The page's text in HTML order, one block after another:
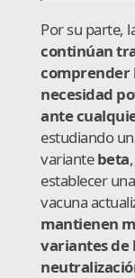
Por su parte,
continúan
comprender
necesidad
ante
estudiando
variantebeta,
establecer
vacuna
mantienen
variantes de